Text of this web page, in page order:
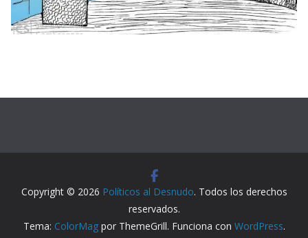
Copyright © 2026 Políticos al Desnudo. Todos los derechos
reservados.
Tema: ColorMagpor ThemeGrill. Funciona con WordPress.